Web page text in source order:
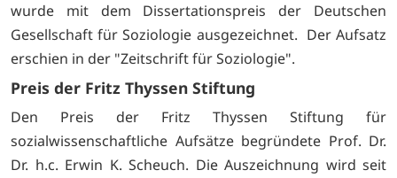
wurde mit dem Dissertationspreis der Deutschen
Gesellschaft für Soziologie ausgezeichnet. Der Aufsatz
erschien in der "Zeitschrift für Soziologie".
Preis der Fritz Thyssen Stiftung
Den Preis der Fritz Thyssen Stiftung für
sozialwissenschaftliche Aufsätze begründete Prof. Dr.
Dr. h.c. Erwin K. Scheuch. Die Auszeichnung wird seit